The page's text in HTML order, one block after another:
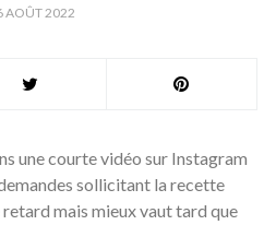
AOÛT 2022
une courte vidéo sur Instagram
sollicitant la recette
retard mais mieux vaut tard que